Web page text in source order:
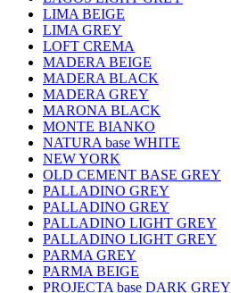
LIMA BEIGE
LIMA GREY
LOFT CREMA
MADERA BEIGE
MADERA BLACK
MADERA GREY
MARONA BLACK
MONTE BIANKO
NATURA base WHITE
NEW YORK
OLD CEMENT BASE GREY
PALLADINO GREY
PALLADINO GREY
PALLADINO LIGHT GREY
PALLADINO LIGHT GREY
PARMA GREY
PARMA BEIGE
PROJECTA base DARK GREY